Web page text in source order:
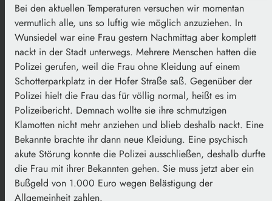
Bei den aktuellen Temperaturen versuchen wir momentan
vermutlich alle, uns so luftig wie möglich anzuziehen. In
Wunsiedel war eine Frau gestern Nachmittag aber komplett
nackt in der Stadt unterwegs. Mehrere Menschen hatten die
Polizei gerufen, weil die Frau ohne Kleidung auf einem
Schotterparkplatz in der Hofer Straße saß. Gegenüber der
Polizei hielt die Frau das für völlig normal, heißt es im
Polizeibericht. Demnach wollte sie ihre schmutzigen
Klamotten nicht mehr anziehen und blieb deshalb nackt. Eine
Bekannte brachte ihr dann neue Kleidung. Eine psychisch
akute Störung konnte die Polizei ausschließen, deshalb durfte
die Frau mit ihrer Bekannten gehen. Sie muss jetzt aber ein
Bußgeld von 1.000 Euro wegen Belästigung der
Allgemeinheit zahlen.